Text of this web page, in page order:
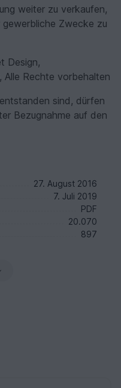
weiter zu verkaufen,
Zwecke zu
Design,
Alle Rechte vorbehalten
sind, dürfen
Bezugnahme auf den
27. August 2016
7. Juli 2019
PDF
20.070
897